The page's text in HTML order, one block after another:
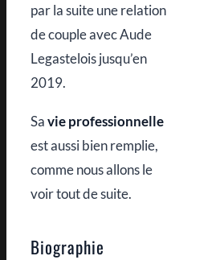
par la suite une relation
de couple avec Aude
Legastelois jusqu’en
2019.
Savie professionnelle
est aussi bien remplie,
comme nous allons le
voir tout de suite.
Biographie